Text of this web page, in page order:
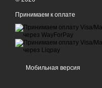
Принимаем к оплате
Мобильная версия